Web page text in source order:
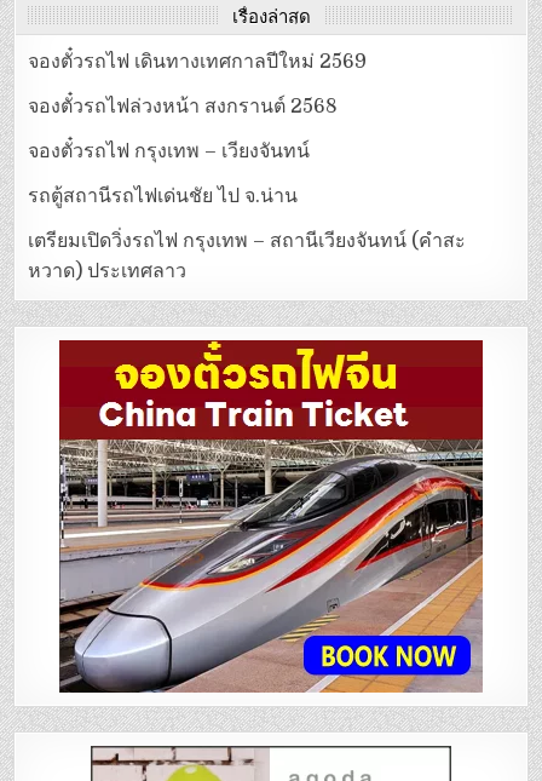
เรื่องล่าสุด
จองตั๋วรถไฟ เดินทางเทศกาลปีใหม่ 2569
จองตั๋วรถไฟล่วงหน้า สงกรานต์ 2568
จองตั๋วรถไฟ กรุงเทพ – เวียงจันทน์
รถตู้สถานีรถไฟเด่นชัย ไป จ.น่าน
เตรียมเปิดวิ่งรถไฟ กรุงเทพ – สถานีเวียงจันทน์ (คำสะ
หวาด) ประเทศลาว